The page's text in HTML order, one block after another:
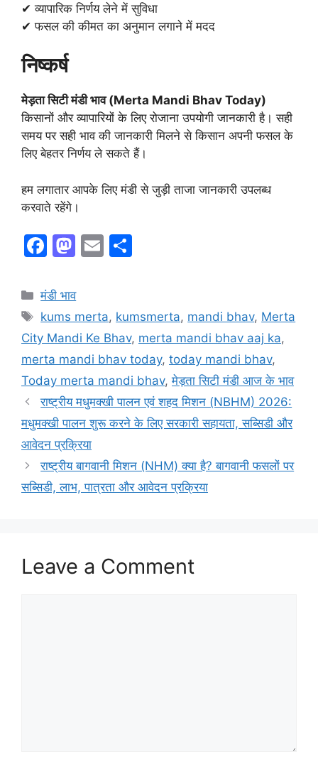
✔ व्यापारिक निर्णय लेने में सुविधा
✔ फसल की कीमत का अनुमान लगाने में मदद
निष्कर्ष
मेड़ता सिटी मंडी भाव (Merta Mandi Bhav Today)
किसानों और व्यापारियों के लिए रोजाना उपयोगी जानकारी है। सही
समय पर सही भाव की जानकारी मिलने से किसान अपनी फसल के
लिए बेहतर निर्णय ले सकते हैं।
हम लगातार आपके लिए मंडी से जुड़ी ताजा जानकारी उपलब्ध
करवाते रहेंगे।
F
c
e
b
o
o
k
M
st
o
d
o
n
E
l
e
Categories
मंडी भाव
Tags
kums merta, kumsmerta, mandi bhav, Merta
City Mandi Ke Bhav, merta mandi bhav aaj ka,
merta mandi bhav today, today mandi bhav,
Today merta mandi bhav,मेड़ता सिटी मंडी आज के भाव
राष्ट्रीय मधुमक्खी पालन एवं शहद मिशन (NBHM) 2026:
मधुमक्खी पालन शुरू करने के लिए सरकारी सहायता, सब्सिडी और
आवेदन प्रक्रिया
राष्ट्रीय बागवानी मिशन (NHM) क्या है? बागवानी फसलों पर
सब्सिडी, लाभ, पात्रता और आवेदन प्रक्रिया
Leave a Comment